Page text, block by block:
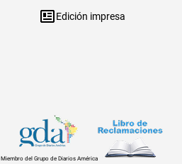
Edición impresa
Miembro del Grupo de Diarios América